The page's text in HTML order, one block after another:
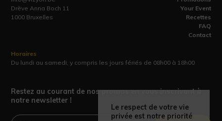
Your Event
Recettes
FAQ
Contact
Drève Anna Boch 11
1000 Bruxelles
Horaires
Du lundi au samedi, y compris les jours fériés de 08h00 à 18h00
Restez au courant de nos promos en vous inscrivant à
notre newsletter !
Le respect de votre vie
privée est notre priorité